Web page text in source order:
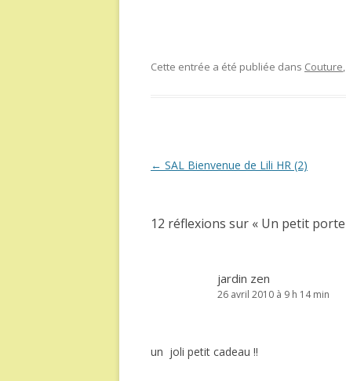
Cette entrée a été publiée dans Couture
Navigation
← SAL Bienvenue de Lili HR (2)
12 réflexions sur « Un petit
jardin zen
26 avril 2010 à 9 h 14 min
un joli petit cadeau !!